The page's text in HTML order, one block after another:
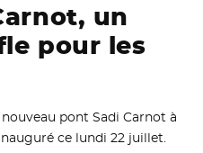
un
pour les
pont Sadi Carnot à
ce lundi 22 juillet.